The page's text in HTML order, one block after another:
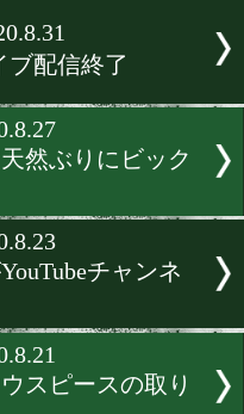
ニュース
女子情報
超天然ぶりにビ